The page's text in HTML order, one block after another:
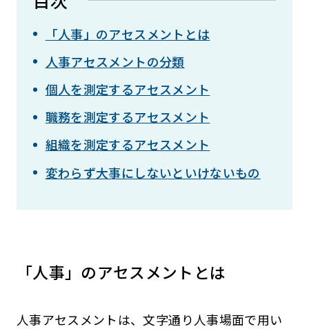
「人事」のアセスメントとは
人事アセスメントの分類
個人を測定するアセスメント
職務を測定するアセスメント
組織を測定するアセスメント
変わらず大事にしないといけないもの
「人事」のアセスメントとは
人事アセスメントは、文字通り人事場面で用い